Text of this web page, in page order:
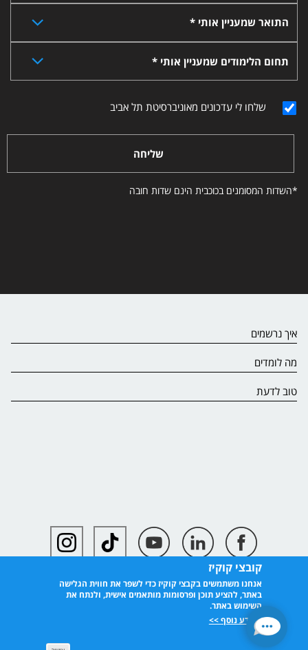
קובצי קוקיז
אנחנו משתמשים בקבצי קוקיז כדי לשפר את חווית הגלישה
באתר, להציע תוכן ופרסומות מותאמים אישית, ולנתח את
השימוש באתר.
למידע נוסף >>
התואר שמעניין אותי *
תחום הלימודים שמעניין אותי *
שלחו לי עדכונים מאוניברסיטת תל אביב
שליחה
*השדות המסומנים בכוכבית הינם שדות חובה
איך נרשמים
מה לומדים
טוב לדעת